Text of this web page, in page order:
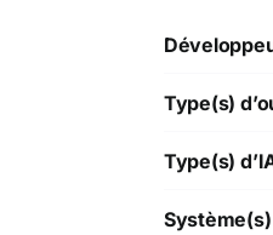
Type(s)
Type(s)